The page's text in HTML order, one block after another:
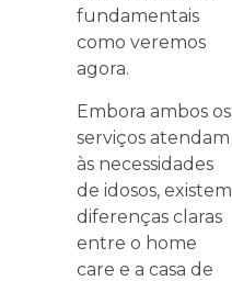
fundamentais
como veremos
agora.
Embora ambos os
serviços atendam
às necessidades
de idosos, existem
diferenças claras
entre o home
care e a casa de